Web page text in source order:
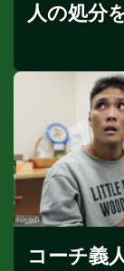
人の処分
コーチ義